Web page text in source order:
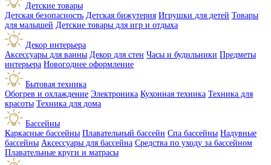
Детские товары
Детская безопасность Детская бижутерия Игрушки для детей Товары
для малышей Детские товары для игр и отдыха
Декор интерьера
Аксессуары для ванны Декор для стен Часы и будильники Предметы
интерьера Новогоднее оформление
Бытовая техника
Обогрев и охлаждение Электроника Кухонная техника Техника для
красоты Техника для дома
Бассейны
Каркасные бассейны Плавательный бассейн Спа бассейны Надувные
бассейны Аксессуары для бассейна Средства по уходу за бассейном
Плавательные круги и матрасы